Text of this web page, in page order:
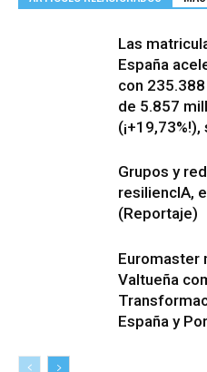
Las
España
con
de 5.857
(¡+19,73%!),
Grupos y
resiliencIA,
(Reportaje)
Euromaster
Valtueña
España y